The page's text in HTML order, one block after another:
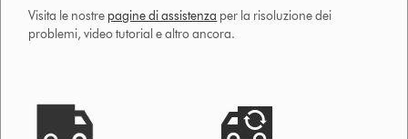
Visita le nostre pagine di assistenza per la risoluzione dei
problemi, video tutorial e altro ancora.